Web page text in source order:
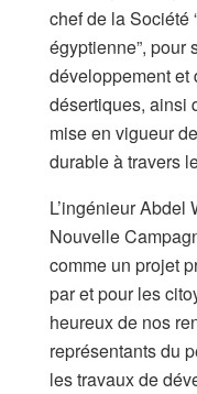
chef de la Société
égyptienne”, pour
développement et
désertiques, ainsi
mise en vigueur
durable à travers
L’ingénieur Abdel
Nouvelle
comme un projet
par et pour les
heureux de nos
représentants du
les travaux de